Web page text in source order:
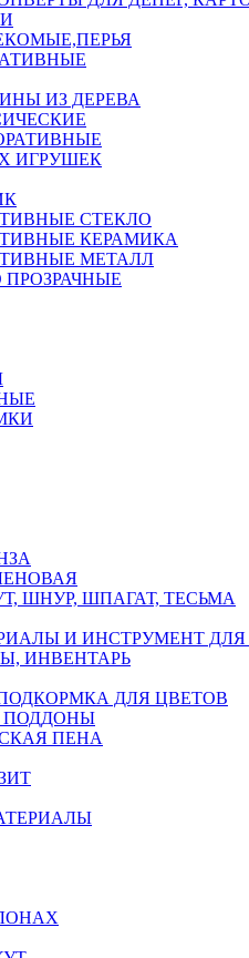
ИЗ ДЕРЕВА
ИГРУШЕК
СТЕКЛО
КЕРАМИКА
МЕТАЛЛ
ШНУР, ШПАГАТ, ТЕСЬМА
И ИНСТРУМЕНТ
ИНВЕНТАРЬ
ДЛЯ ЦВЕТОВ
ПОДДОНЫ
ПЕНА